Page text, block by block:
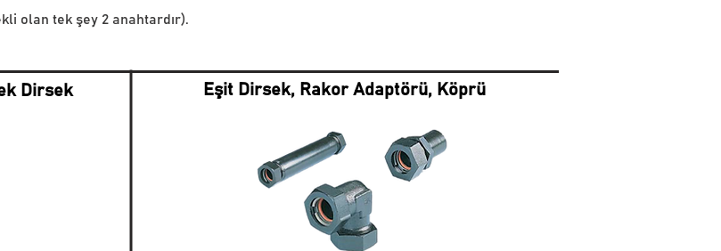
olan tek şey 2 anahtardır).
Eşit Dirsek, Rakor Adaptörü, Köprü
Dirsek